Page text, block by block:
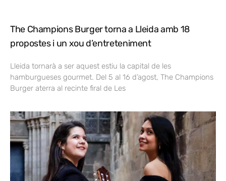
The Champions Burger torna a Lleida amb 18
propostes i un xou d’entreteniment
Lleida tornarà a ser aquest estiu la capital de les
hamburgueses gourmet. Del 5 al 16 d’agost, The Champions
Burger aterra al recinte firal de Les